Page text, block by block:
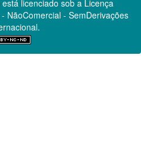
licenciado sob a Licença
NãoComercial - SemDerivações